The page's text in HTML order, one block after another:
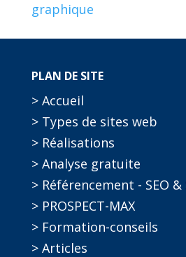
PLAN DE SITE
> Accueil
> Types de sites web
> Réalisations
> Analyse gratuite
> Référencement - SEO &
> PROSPECT-MAX
> Formation-conseils
> Articles